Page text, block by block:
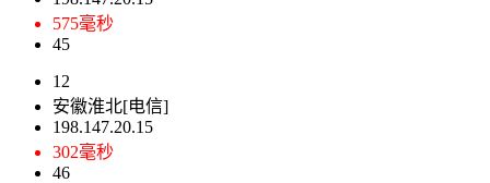
575毫秒
45
12
安徽淮北[电信]
198.147.20.15
302毫秒
46